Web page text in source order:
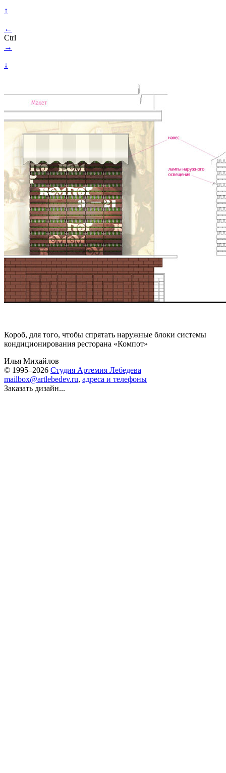
↑
←
Ctrl
→
↓
Короб, для того, чтобы спрятать наружные блоки системы
кондиционирования ресторана «Компот»
Илья Михайлов
© 1995–2026 Студия Артемия Лебедева
mailbox@artlebedev.ru, адреса и телефоны
Заказать дизайн...